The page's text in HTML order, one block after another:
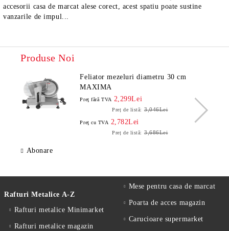
accesorii casa de marcat alese corect, acest spatiu poate sustine
vanzarile de impul...
Produse Noi
Feliator mezeluri diametru 30 cm
MAXIMA
Preţ fără TVA 2,299Lei
Preț de listă: 3,046Lei
Preţ cu TVA 2,782Lei
Preț de listă: 3,686Lei
Abonare
Rafturi Metalice A-Z
Rafturi metalice Minimarket
Rafturi metalice magazin
Mese pentru casa de marcat
Poarta de acces magazin
Carucioare supermarket